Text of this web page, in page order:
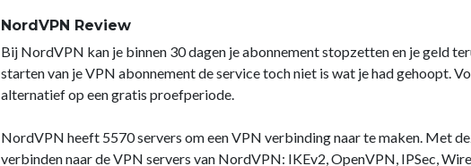
NordVPN Review
Bij NordVPN kan je binnen 30 dagen je abonnement stopzetten en je geld
starten van je VPN abonnement de service toch niet is wat je had gehoopt.
alternatief op een gratis proefperiode.
NordVPN heeft 5570 servers om een VPN verbinding naar te maken. Met
verbinden naar de VPN servers van NordVPN: IKEv2, OpenVPN, IPSec,